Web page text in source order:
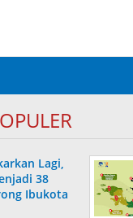
Lagi,
38
Ibukota